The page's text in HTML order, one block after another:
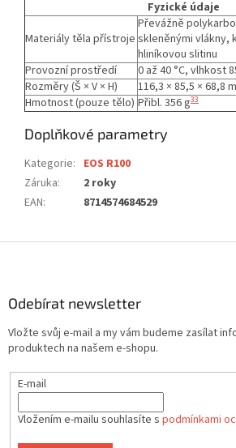
Fyzické údaje
Materiály těla přístroje
Převážně
skleněnými vlákny,
hliníkovou slitinu
Provozní prostředí
0 až 40 °C, vlhkost
Rozměry (Š × V × H)
116,3 × 85,5 × 68,8
Hmotnost (pouze tělo) Přibl. 356 g33
Doplňkové parametry
Kategorie: EOS R100
Záruka:
2 roky
EAN: 8714574684529
Odebírat newsletter
Vložte svůj e-mail a my vám budeme zasílat
produktech na našem e-shopu.
E-mail
Vložením e-mailu souhlasíte s podmínkami